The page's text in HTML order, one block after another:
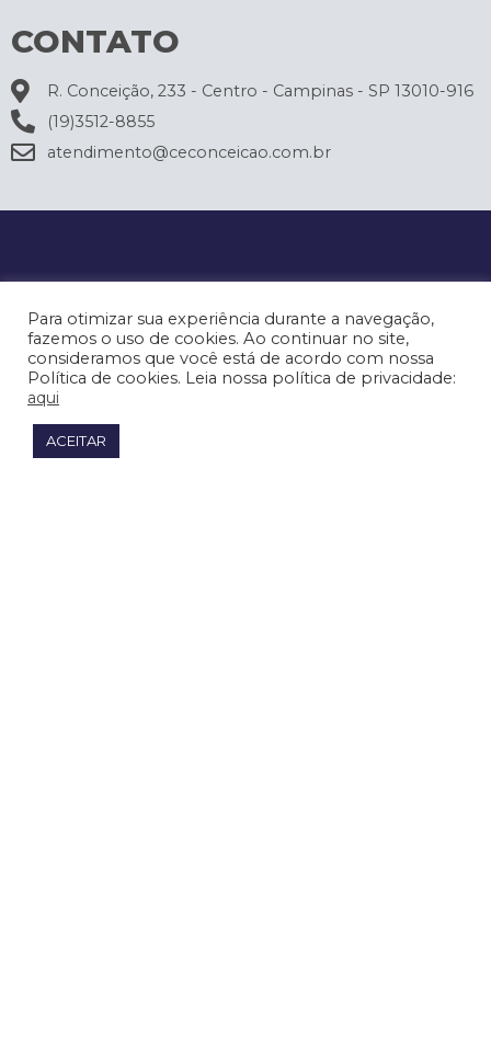
CONTATO
R. Conceição, 233 - Centro - Campinas - SP 13010-916
(19)3512-8855
atendimento@ceconceicao.com.br
Para otimizar sua experiência durante a navegação,
fazemos o uso de cookies. Ao continuar no site,
consideramos que você está de acordo com nossa
Política de cookies. Leia nossa política de privacidade:
aqui
ACEITAR